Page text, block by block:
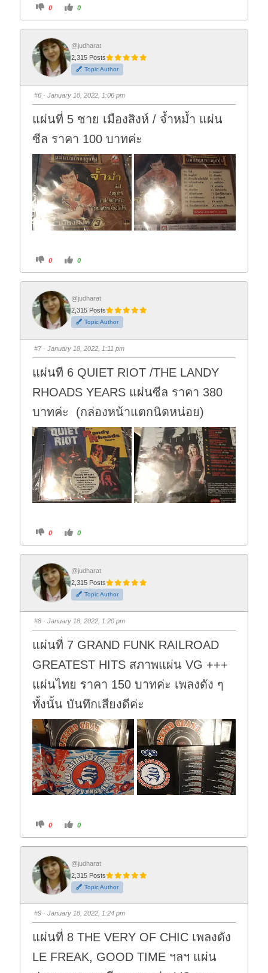
C
i
k
f
o
r
t
h
u
m
b
d
o
n
.
0
C
i
k
o
r
t
h
u
m
b
u
p
0
@judharat
2,315 Posts
Topic Author
#6 · January 18, 2022, 1:06 pm
แผ่นที่ 5 ชาย เมืองสิงห์ / จ้ำหม้ำ แผ่น
ซีล ราคา 100 บาทค่ะ
C
i
k
f
o
r
t
h
u
m
d
o
n
.
0
C
i
k
o
r
t
h
u
m
u
p
0
@judharat
2,315 Posts
Topic Author
#7· January 18, 2022, 1:11 pm
แผ่นที 6 QUIET RIOT /THE LANDY
RHOADS YEARS แผ่นซีล ราคา 380
บาทค่ะ (กล่องหน้าแตกนิดหน่อย)
C
i
k
f
o
r
t
h
u
m
d
o
n
.
0
C
i
k
o
r
t
h
u
m
u
p
0
@judharat
2,315 Posts
Topic Author
#8 · January 18, 2022, 1:20 pm
แผ่นที่ 7 GRAND FUNK RAILROAD
GREATEST HITS สภาพแผ่น VG +++
แผ่นไทย ราคา 150 บาทค่ะ เพลงดัง ๆ
ทั้งนั้น บันทึกเสียงดีค่ะ
C
i
f
o
r
t
h
u
m
d
o
n
.
0
C
i
o
r
t
h
u
m
u
p
0
@judharat
2,315 Posts
Topic Author
#9 · January 18, 2022, 1:24 pm
แผ่นที่ 8 THE VERY OF CHIC เพลงดัง
LE FREAK, GOOD TIME ฯลฯ แผ่น